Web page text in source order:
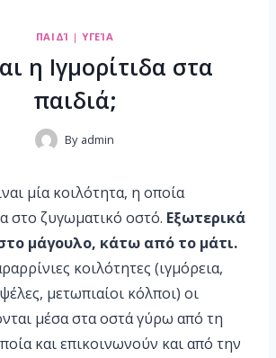
ΠΑΙΔΊ |ΥΓΕΊΑ
η Ιγμορίτιδα στα
παιδιά;
By admin
μία κοιλότητα, η οποία
στο ζυγωματικό οστό. Εξωτερικά
μάγουλο, κάτω από το μάτι.
κοιλότητες (ιγμόρεια,
μετωπιαίοι κόλποι) οι
μέσα στα οστά γύρω από τη
και επικοινωνούν και από την